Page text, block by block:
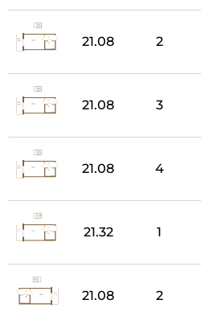
21.08 2
21.08 3
21.08 4
21.32 1
21.08 2